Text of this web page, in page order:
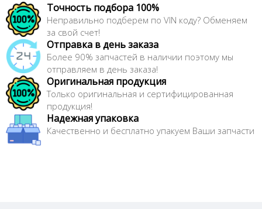
Точность подбора 100%
Неправильно подберем по VIN коду? Обменяем
за свой счет!
Отправка в день заказа
Более 90% запчастей в наличии поэтому мы
отправляем в день заказа!
Оригинальная продукция
Только оригинальная и сертифицированная
продукция!
Надежная упаковка
Качественно и бесплатно упакуем Ваши запчасти